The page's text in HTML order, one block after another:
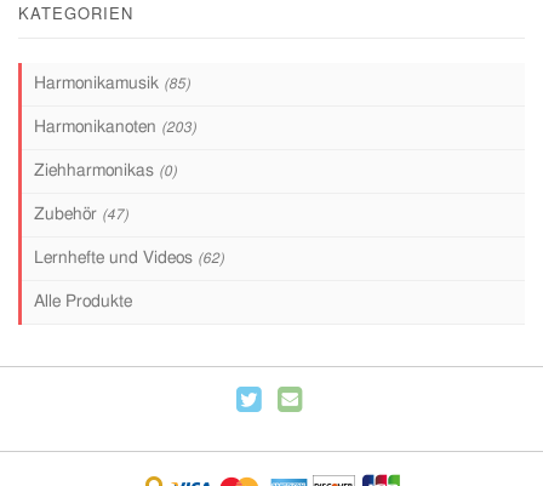
KATEGORIEN
Harmonikamusik (85)
Harmonikanoten (203)
Ziehharmonikas (0)
Zubehör (47)
Lernhefte und Videos (62)
Alle Produkte